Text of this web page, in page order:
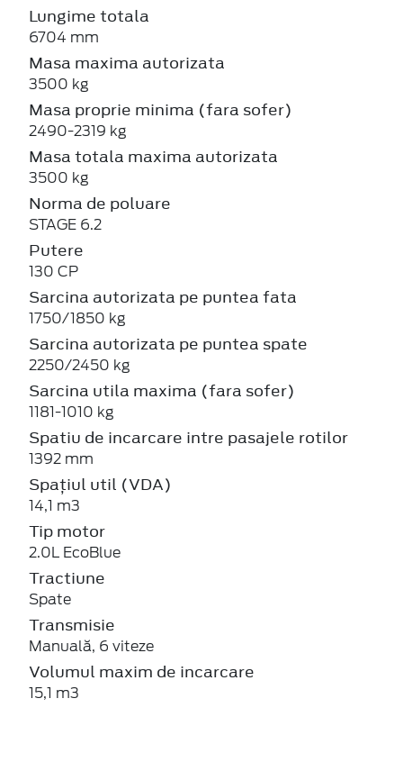
Lungime totala
6704 mm
Masa maxima autorizata
3500 kg
Masa proprie minima (fara sofer)
2490-2319 kg
Masa totala maxima autorizata
3500 kg
Norma de poluare
STAGE 6.2
Putere
130 CP
Sarcina autorizata pe puntea fata
1750/1850 kg
Sarcina autorizata pe puntea spate
2250/2450 kg
Sarcina utila maxima (fara sofer)
1181-1010 kg
Spatiu de incarcare intre pasajele rotilor
1392 mm
Spațiul util (VDA)
14,1 m3
Tip motor
2.0L EcoBlue
Tractiune
Spate
Transmisie
Manuală, 6 viteze
Volumul maxim de incarcare
15,1 m3